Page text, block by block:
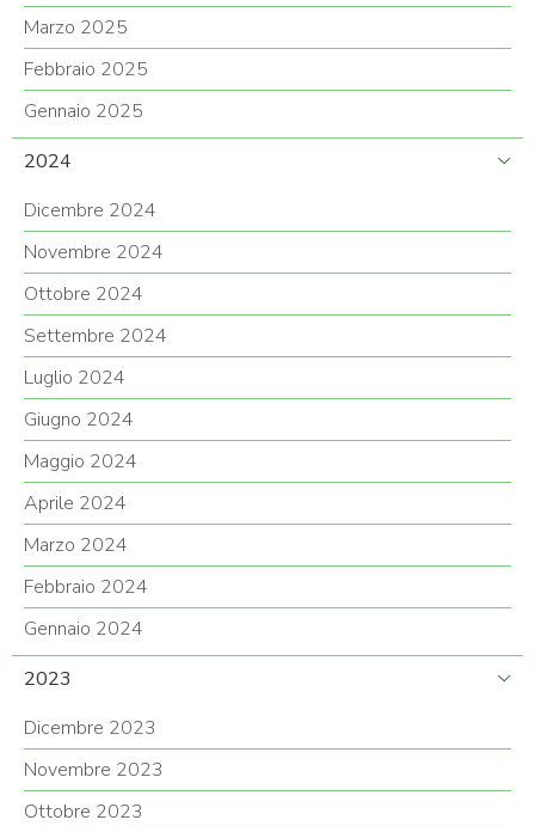
Marzo 2025
Febbraio 2025
Gennaio 2025
2024
Dicembre 2024
Novembre 2024
Ottobre 2024
Settembre 2024
Luglio 2024
Giugno 2024
Maggio 2024
Aprile 2024
Marzo 2024
Febbraio 2024
Gennaio 2024
2023
Dicembre 2023
Novembre 2023
Ottobre 2023